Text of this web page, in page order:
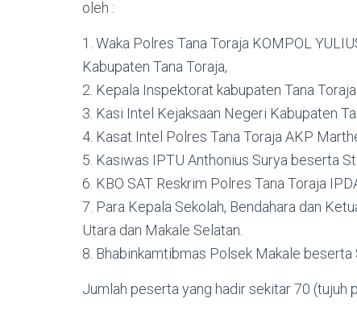
oleh :
1. Waka Polres Tana Toraja KOMPOL
Kabupaten Tana Toraja,
2. Kepala Inspektorat kabupaten Tana
3. Kasi Intel Kejaksaan Negeri Kabupaten
4. Kasat Intel Polres Tana Toraja AKP
5. Kasiwas IPTU Anthonius Surya beserta
6. KBO SAT Reskrim Polres Tana Toraja
7. Para Kepala Sekolah, Bendahara dan
Utara dan Makale Selatan.
8. Bhabinkamtibmas Polsek Makale beserta
Jumlah peserta yang hadir sekitar 70 (tujuh